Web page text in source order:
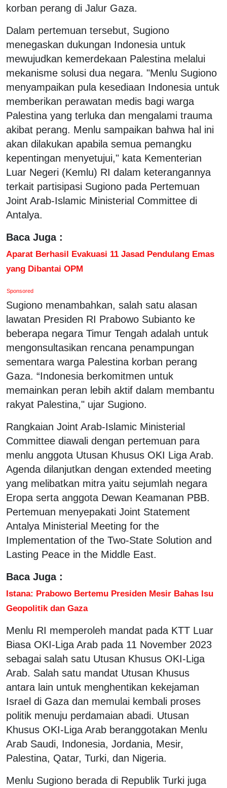
korban perang di Jalur Gaza.
Dalam pertemuan tersebut, Sugiono
menegaskan dukungan Indonesia untuk
mewujudkan kemerdekaan Palestina melalui
mekanisme solusi dua negara. "Menlu Sugiono
menyampaikan pula kesediaan Indonesia untuk
memberikan perawatan medis bagi warga
Palestina yang terluka dan mengalami trauma
akibat perang. Menlu sampaikan bahwa hal ini
akan dilakukan apabila semua pemangku
kepentingan menyetujui," kata Kementerian
Luar Negeri (Kemlu) RI dalam keterangannya
terkait partisipasi Sugiono pada Pertemuan
Joint Arab-Islamic Ministerial Committee di
Antalya.
Baca Juga :
Aparat Berhasil Evakuasi 11 Jasad Pendulang Emas
yang Dibantai OPM
Sponsored
Sugiono menambahkan, salah satu alasan
lawatan Presiden RI Prabowo Subianto ke
beberapa negara Timur Tengah adalah untuk
mengonsultasikan rencana penampungan
sementara warga Palestina korban perang
Gaza. “Indonesia berkomitmen untuk
memainkan peran lebih aktif dalam membantu
rakyat Palestina," ujar Sugiono.
Rangkaian Joint Arab-Islamic Ministerial
Committee diawali dengan pertemuan para
menlu anggota Utusan Khusus OKI Liga Arab.
Agenda dilanjutkan dengan extended meeting
yang melibatkan mitra yaitu sejumlah negara
Eropa serta anggota Dewan Keamanan PBB.
Pertemuan menyepakati Joint Statement
Antalya Ministerial Meeting for the
Implementation of the Two-State Solution and
Lasting Peace in the Middle East.
Baca Juga :
Istana: Prabowo Bertemu Presiden Mesir Bahas Isu
Geopolitik dan Gaza
Menlu RI memperoleh mandat pada KTT Luar
Biasa OKI-Liga Arab pada 11 November 2023
sebagai salah satu Utusan Khusus OKI-Liga
Arab. Salah satu mandat Utusan Khusus
antara lain untuk menghentikan kekejaman
Israel di Gaza dan memulai kembali proses
politik menuju perdamaian abadi. Utusan
Khusus OKI-Liga Arab beranggotakan Menlu
Arab Saudi, Indonesia, Jordania, Mesir,
Palestina, Qatar, Turki, dan Nigeria.
Menlu Sugiono berada di Republik Turki juga